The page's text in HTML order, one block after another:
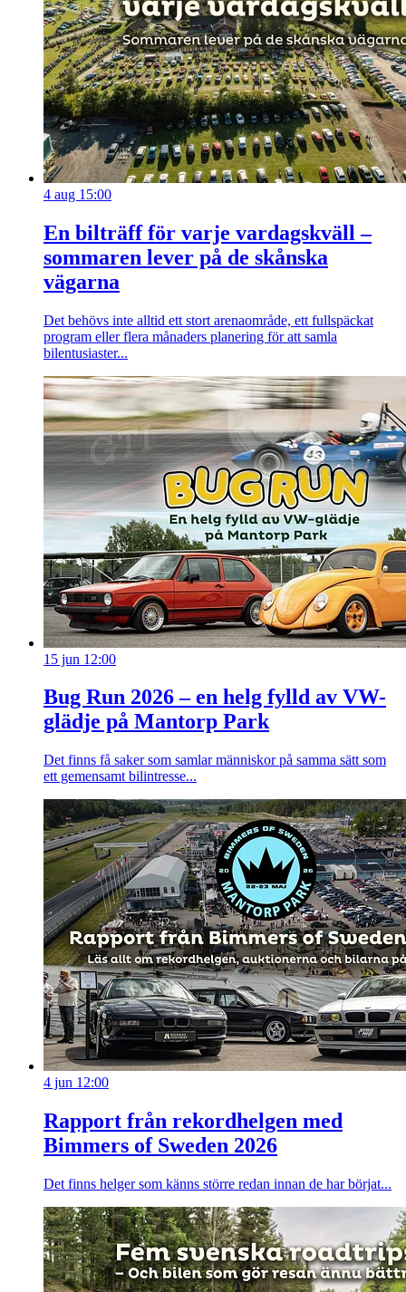
4 aug 15:00
En bilträff för varje vardagskväll –
sommaren lever på de skånska
vägarna
Det behövs inte alltid ett stort arenaområde, ett fullspäckat
program eller flera månaders planering för att samla
bilentusiaster...
15 jun 12:00
Bug Run 2026 – en helg fylld av VW-
glädje på Mantorp Park
Det finns få saker som samlar människor på samma sätt som
ett gemensamt bilintresse...
4 jun 12:00
Rapport från rekordhelgen med
Bimmers of Sweden 2026
Det finns helger som känns större redan innan de har börjat...